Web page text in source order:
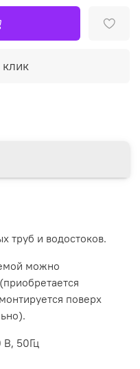
клик
труб и водостоков.
можно
поверх
50Гц